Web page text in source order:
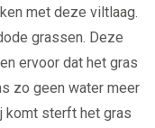
met deze viltlaag.
grassen. Deze
ervoor dat het gras
zo geen water meer
komt sterft het gras